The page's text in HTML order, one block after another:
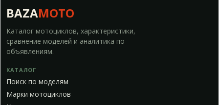
BAZAMOTO
Каталог мотоциклов, характеристики,
сравнение моделей и аналитика по
объявлениям.
КАТАЛОГ
Поиск по моделям
Марки мотоциклов